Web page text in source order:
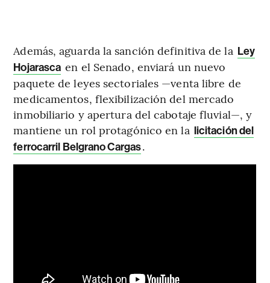
Además, aguarda la sanción definitiva de la Ley
Hojarasca en el Senado, enviará un nuevo
paquete de leyes sectoriales —venta libre de
medicamentos, flexibilización del mercado
inmobiliario y apertura del cabotaje fluvial—, y
mantiene un rol protagónico en la licitación del
ferrocarril Belgrano Cargas.